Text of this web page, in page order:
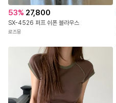
53% 27,800
SX-4526 퍼프 쉬폰 블라우스
로즈몽